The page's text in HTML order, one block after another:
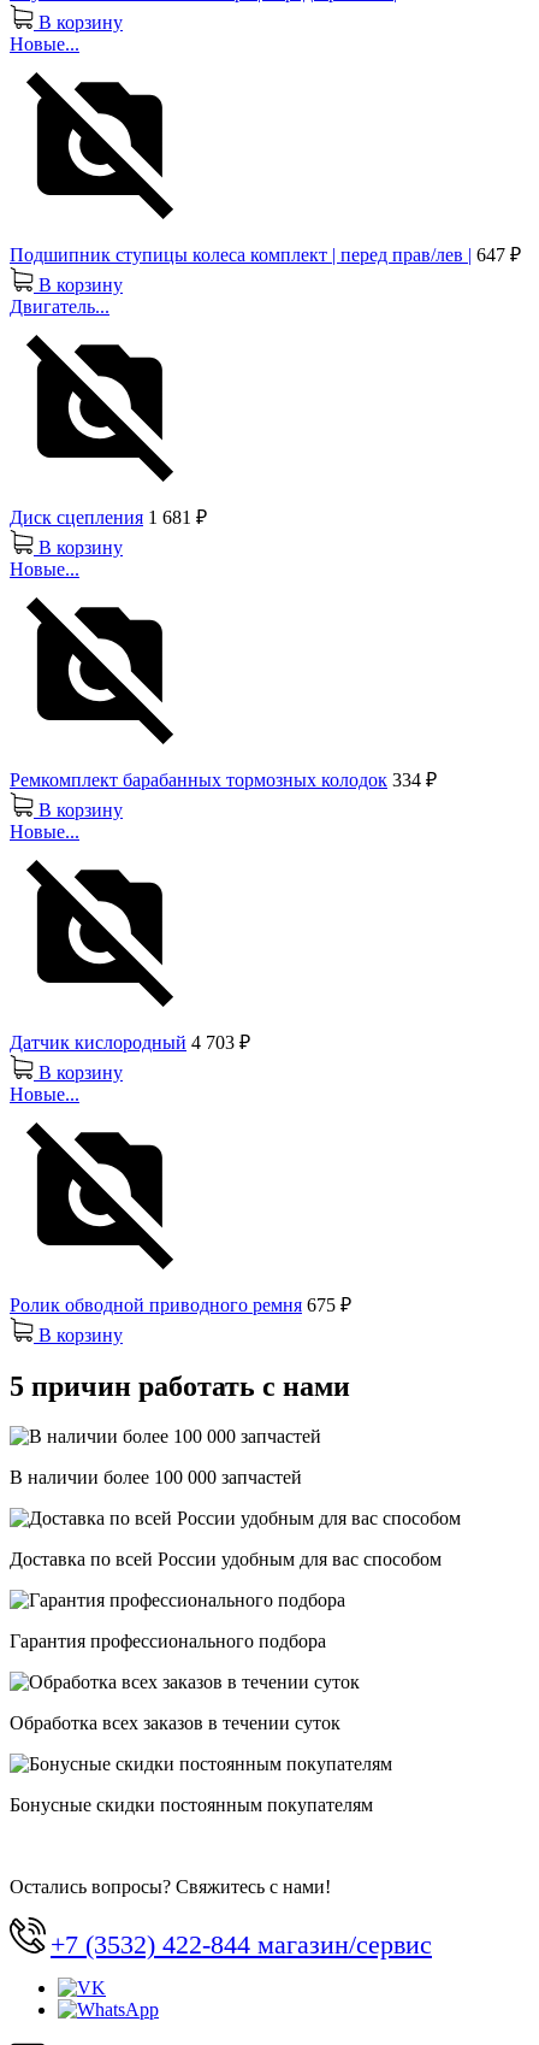
В корзину
Новые...
Подшипник ступицы колеса комплект | перед прав/лев | 647 ₽
В корзину
Двигатель...
Диск сцепления 1 681 ₽
В корзину
Новые...
Ремкомплект барабанных тормозных колодок 334 ₽
В корзину
Новые...
Датчик кислородный 4 703 ₽
В корзину
Новые...
Ролик обводной приводного ремня 675 ₽
В корзину
5 причин работать с нами
В наличии более 100 000 запчастей
Доставка по всей России удобным для вас способом
Гарантия профессионального подбора
Обработка всех заказов в течении суток
Бонусные скидки постоянным покупателям
Остались вопросы? Свяжитесь с нами!
+7 (3532) 422-844 магазин/сервис